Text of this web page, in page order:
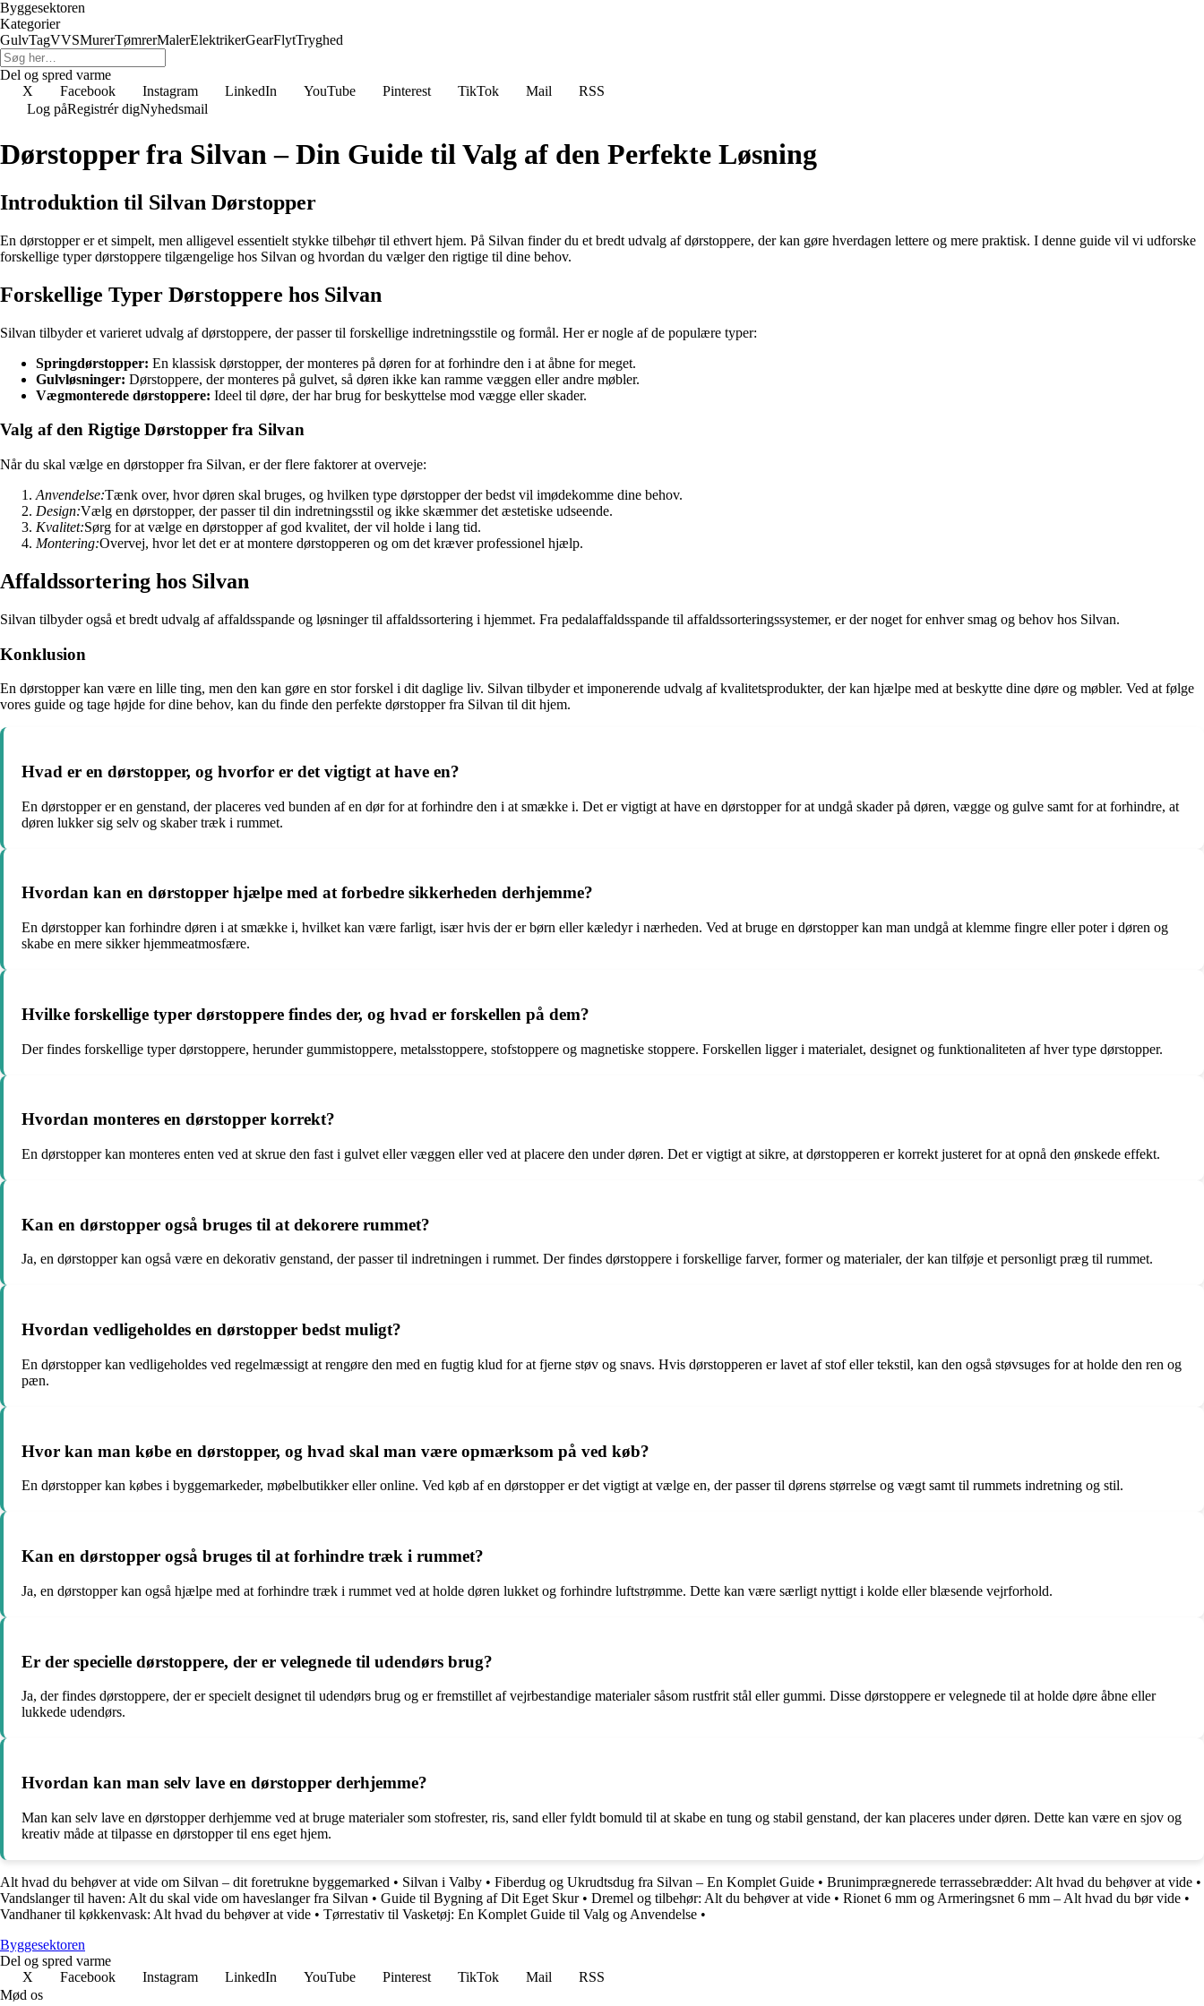
Byggesektoren
Kategorier
GulvTagVVSMurerTømrerMalerElektrikerGearFlytTryghed
Del og spred varme
X
Facebook Instagram LinkedIn YouTube Pinterest TikTok Mail
RSS
Log påRegistrér digNyhedsmail
Dørstopper fra Silvan – Din Guide til Valg af den Perfekte Løsning
Introduktion til Silvan Dørstopper
En dørstopper er et simpelt, men alligevel essentielt stykke tilbehør til ethvert hjem. På Silvan finder du et bredt udvalg af dørstoppere, der kan gøre hverdagen lettere og mere praktisk. I denne guide vil vi udforske
forskellige typer dørstoppere tilgængelige hos Silvan og hvordan du vælger den rigtige til dine behov.
Forskellige Typer Dørstoppere hos Silvan
Silvan tilbyder et varieret udvalg af dørstoppere, der passer til forskellige indretningsstile og formål. Her er nogle af de populære typer:
Springdørstopper: En klassisk dørstopper, der monteres på døren for at forhindre den i at åbne for meget.
Gulvløsninger: Dørstoppere, der monteres på gulvet, så døren ikke kan ramme væggen eller andre møbler.
Vægmonterede dørstoppere: Ideel til døre, der har brug for beskyttelse mod vægge eller skader.
Valg af den Rigtige Dørstopper fra Silvan
Når du skal vælge en dørstopper fra Silvan, er der flere faktorer at overveje:
Anvendelse:Tænk over, hvor døren skal bruges, og hvilken type dørstopper der bedst vil imødekomme dine behov.
Design:Vælg en dørstopper, der passer til din indretningsstil og ikke skæmmer det æstetiske udseende.
Kvalitet:Sørg for at vælge en dørstopper af god kvalitet, der vil holde i lang tid.
Montering:Overvej, hvor let det er at montere dørstopperen og om det kræver professionel hjælp.
Affaldssortering hos Silvan
Silvan tilbyder også et bredt udvalg af affaldsspande og løsninger til affaldssortering i hjemmet. Fra pedalaffaldsspande til affaldssorteringssystemer, er der noget for enhver smag og behov hos Silvan.
Konklusion
En dørstopper kan være en lille ting, men den kan gøre en stor forskel i dit daglige liv. Silvan tilbyder et imponerende udvalg af kvalitetsprodukter, der kan hjælpe med at beskytte dine døre og møbler. Ved at følge
vores guide og tage højde for dine behov, kan du finde den perfekte dørstopper fra Silvan til dit hjem.
Hvad er en dørstopper, og hvorfor er det vigtigt at have en?
En dørstopper er en genstand, der placeres ved bunden af en dør for at forhindre den i at smække i. Det er vigtigt at have en dørstopper for at undgå skader på døren, vægge og gulve samt for at forhindre, at
døren lukker sig selv og skaber træk i rummet.
Hvordan kan en dørstopper hjælpe med at forbedre sikkerheden derhjemme?
En dørstopper kan forhindre døren i at smække i, hvilket kan være farligt, især hvis der er børn eller kæledyr i nærheden. Ved at bruge en dørstopper kan man undgå at klemme fingre eller poter i døren og
skabe en mere sikker hjemmeatmosfære.
Hvilke forskellige typer dørstoppere findes der, og hvad er forskellen på dem?
Der findes forskellige typer dørstoppere, herunder gummistoppere, metalsstoppere, stofstoppere og magnetiske stoppere. Forskellen ligger i materialet, designet og funktionaliteten af hver type dørstopper.
Hvordan monteres en dørstopper korrekt?
En dørstopper kan monteres enten ved at skrue den fast i gulvet eller væggen eller ved at placere den under døren. Det er vigtigt at sikre, at dørstopperen er korrekt justeret for at opnå den ønskede effekt.
Kan en dørstopper også bruges til at dekorere rummet?
Ja, en dørstopper kan også være en dekorativ genstand, der passer til indretningen i rummet. Der findes dørstoppere i forskellige farver, former og materialer, der kan tilføje et personligt præg til rummet.
Hvordan vedligeholdes en dørstopper bedst muligt?
En dørstopper kan vedligeholdes ved regelmæssigt at rengøre den med en fugtig klud for at fjerne støv og snavs. Hvis dørstopperen er lavet af stof eller tekstil, kan den også støvsuges for at holde den ren og
pæn.
Hvor kan man købe en dørstopper, og hvad skal man være opmærksom på ved køb?
En dørstopper kan købes i byggemarkeder, møbelbutikker eller online. Ved køb af en dørstopper er det vigtigt at vælge en, der passer til dørens størrelse og vægt samt til rummets indretning og stil.
Kan en dørstopper også bruges til at forhindre træk i rummet?
Ja, en dørstopper kan også hjælpe med at forhindre træk i rummet ved at holde døren lukket og forhindre luftstrømme. Dette kan være særligt nyttigt i kolde eller blæsende vejrforhold.
Er der specielle dørstoppere, der er velegnede til udendørs brug?
Ja, der findes dørstoppere, der er specielt designet til udendørs brug og er fremstillet af vejrbestandige materialer såsom rustfrit stål eller gummi. Disse dørstoppere er velegnede til at holde døre åbne eller
lukkede udendørs.
Hvordan kan man selv lave en dørstopper derhjemme?
Man kan selv lave en dørstopper derhjemme ved at bruge materialer som stofrester, ris, sand eller fyldt bomuld til at skabe en tung og stabil genstand, der kan placeres under døren. Dette kan være en sjov og
kreativ måde at tilpasse en dørstopper til ens eget hjem.
Alt hvad du behøver at vide om Silvan – dit foretrukne byggemarked • Silvan i Valby • Fiberdug og Ukrudtsdug fra Silvan – En Komplet Guide • Brunimprægnerede terrassebrædder: Alt hvad du behøver at vide •
Vandslanger til haven: Alt du skal vide om haveslanger fra Silvan • Guide til Bygning af Dit Eget Skur• Dremel og tilbehør: Alt du behøver at vide • Rionet 6 mm og Armeringsnet 6 mm – Alt hvad du bør vide •
Vandhaner til køkkenvask: Alt hvad du behøver at vide • Tørrestativ til Vasketøj: En Komplet Guide til Valg og Anvendelse •
Byggesektoren
Del og spred varme
X
Facebook Instagram LinkedIn YouTube Pinterest TikTok Mail
RSS
Mød os